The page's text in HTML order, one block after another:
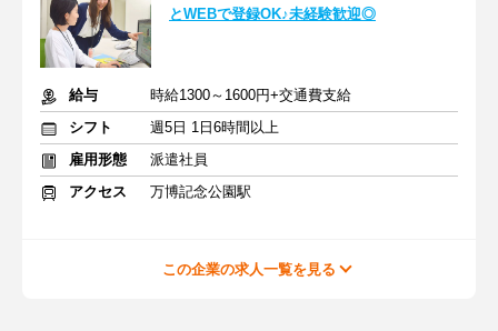
とWEBで登録OK♪未経験歓迎◎
給与
時給1300～1600円+交通費支給
シフト
週5日 1日6時間以上
雇用形態
派遣社員
アクセス
万博記念公園駅
この企業の求人一覧を見る